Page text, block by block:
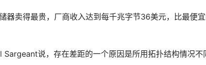
卖得最贵，厂商收入达到每千兆字节36美元，比最便
说，存在差距的一个原因是所用拓扑结构情况不